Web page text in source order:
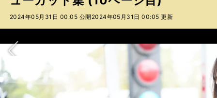
テ
ィ
ー
2024年05月31日 00:05 公開 2024年05月31日 00:05 更新
次へ